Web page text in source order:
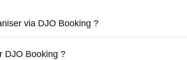
via DJO Booking ?
DJO Booking ?